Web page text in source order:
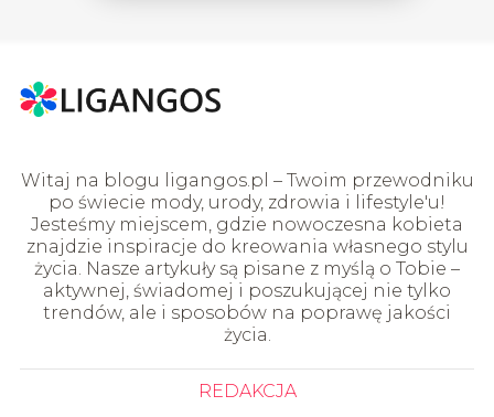
Witaj na blogu ligangos.pl – Twoim przewodniku
po świecie mody, urody, zdrowia i lifestyle'u!
Jesteśmy miejscem, gdzie nowoczesna kobieta
znajdzie inspiracje do kreowania własnego stylu
życia. Nasze artykuły są pisane z myślą o Tobie –
aktywnej, świadomej i poszukującej nie tylko
trendów, ale i sposobów na poprawę jakości
życia.
REDAKCJA